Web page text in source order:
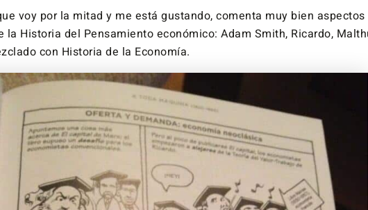
voy por la mitad y me está gustando, comenta muy bien aspectos
la Historia del Pensamiento económico: Adam Smith, Ricardo,
con Historia de la Economía.